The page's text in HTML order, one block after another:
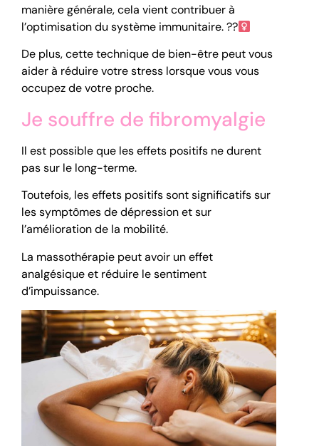
manière générale, cela vient contribuer à
l’optimisation du système immunitaire. ??‍
De plus, cette technique de bien-être peut vous
aider à réduire votre stress lorsque vous vous
occupez de votre proche.
Je souffre de fibromyalgie
Il est possible que les effets positifs ne durent
pas sur le long-terme.
Toutefois, les effets positifs sont significatifs sur
les symptômes de dépression et sur
l’amélioration de la mobilité.
La massothérapie peut avoir un effet
analgésique et réduire le sentiment
d’impuissance.